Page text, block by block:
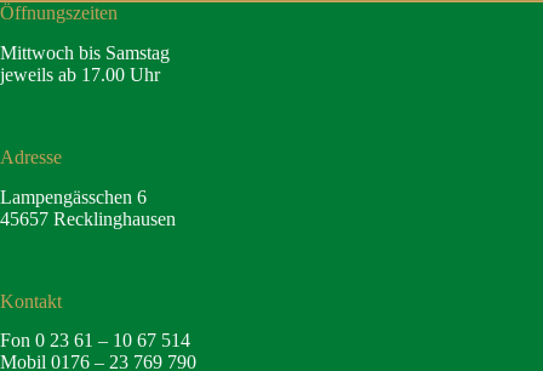
Öffnungszeiten
Mittwoch bis Samstag
jeweils ab 17.00 Uhr
Adresse
Lampengässchen 6
45657 Recklinghausen
Kontakt
Fon 0 23 61 – 10 67 514
Mobil 0176 – 23 769 790